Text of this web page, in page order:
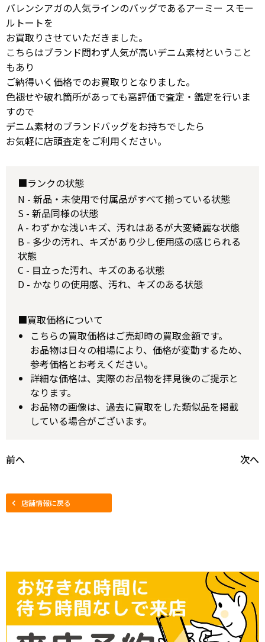
バレンシアガの人気ラインのバッグであるアーミー スモー
ルトートを
お買取りさせていただきました。
こちらはブランド問わず人気が高いデニム素材ということ
もあり
ご納得いく価格でのお買取りとなりました。
色褪せや破れ箇所があっても高評価で査定・鑑定を行いま
すので
デニム素材のブランドバッグをお持ちでしたら
お気軽に店頭査定をご利用ください。
■ランクの状態
N - 新品・未使用で付属品がすべて揃っている状態
S - 新品同様の状態
A - わずかな浅いキズ、汚れはあるが大変綺麗な状態
B - 多少の汚れ、キズがあり少し使用感の感じられる
状態
C - 目立った汚れ、キズのある状態
D - かなりの使用感、汚れ、キズのある状態
■買取価格について
こちらの買取価格はご売却時の買取金額です。
お品物は日々の相場により、価格が変動するため、
参考価格とお考えください。
詳細な価格は、実際のお品物を拝見後のご提示と
なります。
お品物の画像は、過去に買取をした類似品を掲載
している場合がございます。
前へ 次へ
店舗情報に戻る